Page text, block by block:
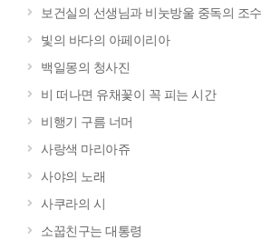
보건실의 선생님과 비눗방울 중독의 조수
빛의 바다의 아페이리아
백일몽의 청사진
비 떠나면 유채꽃이 꼭 피는 시간
비행기 구름 너머
사랑색 마리아쥬
사야의 노래
사쿠라의 시
소꿉친구는 대통령